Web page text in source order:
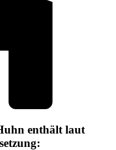
enthält laut